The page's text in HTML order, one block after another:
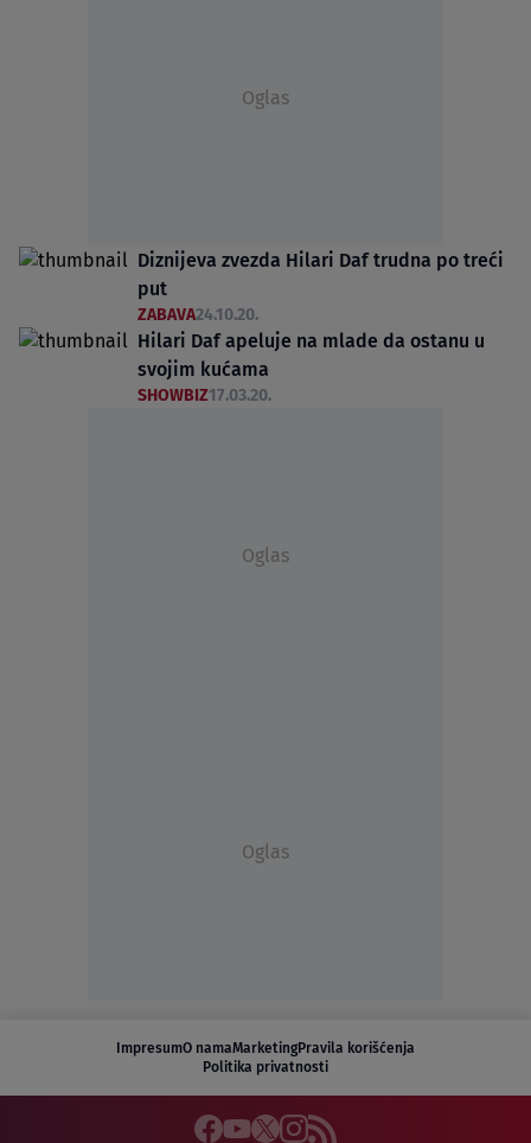
Oglas
Diznijeva zvezda Hilari Daf trudna po treći
put
ZABAVA24.10.20.
Hilari Daf apeluje na mlade da ostanu u
svojim kućama
SHOWBIZ17.03.20.
Oglas
Oglas
ImpresumO namaMarketingPravila korišćenja
Politika privatnosti